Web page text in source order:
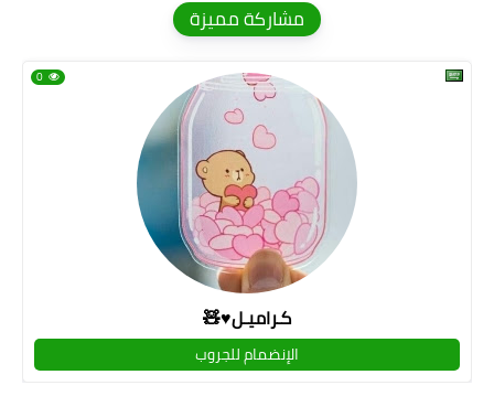
مشاركة مميزة
كـراميـل♥🧸
0
الإنضمام للجروب